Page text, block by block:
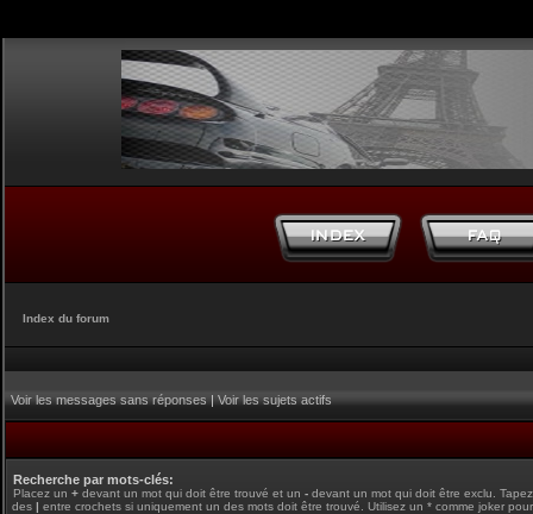
Index du forum
Voir les messages sans réponses|Voir les sujets actifs
Recherche par mots-clés:
Placez un + devant un mot qui doit être trouvé et un - devant un mot qui doit être exclu.
des | entre crochets si uniquement un des mots doit être trouvé. Utilisez un * comme joker